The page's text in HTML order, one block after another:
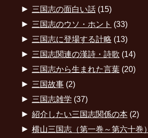
► 三国志の面白い話(15)
► 三国志のウソ・ホント (33)
► 三国志に登場する計略 (13)
► 三国志関連の漢詩・詩歌 (14)
► 三国志から生まれた言葉(20)
► 三国故事(2)
► 三国志雑学 (37)
► 紹介したい三国志関係の本(2)
► 横山三国志（第一巻～第六十巻）